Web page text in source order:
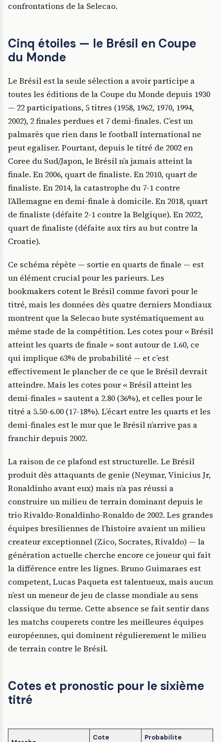
confrontations de la Selecao.
Cinq étoiles — le Brésil en Coupe
du Monde
Le Brésil est la seule sélection a avoir participe a
toutes les éditions de la Coupe du Monde depuis 1930
— 22 participations, 5 titres (1958, 1962, 1970, 1994,
2002), 2 finales perdues et 7 demi-finales. C’est un
palmarès que rien dans le football international ne
peut egaliser. Pourtant, depuis le titré de 2002 en
Coree du Sud/Japon, le Brésil n’a jamais atteint la
finale. En 2006, quart de finaliste. En 2010, quart de
finaliste. En 2014, la catastrophe du 7-1 contre
l’Allemagne en demi-finale à domicile. En 2018, quart
de finaliste (défaite 2-1 contre la Belgique). En 2022,
quart de finaliste (défaite aux tirs au but contre la
Croatie).
Ce schéma répète — sortie en quarts de finale — est
un élément crucial pour les parieurs. Les
bookmakers cotent le Brésil comme favori pour le
titré, mais les données dès quatre derniers Mondiaux
montrent que la Selecao bute systématiquement au
même stade de la compétition. Les cotes pour « Brésil
atteint les quarts de finale » sont autour de 1.60, ce
qui implique 63% de probabilité — et c’est
effectivement le plancher de ce que le Brésil devrait
atteindre. Mais les cotes pour « Brésil atteint les
demi-finales » sautent a 2.80 (36%), et celles pour le
titré a 5.50-6.00 (17-18%). L’écart entre les quarts et les
demi-finales est le mur que le Brésil n’arrive pas a
franchir depuis 2002.
La raison de ce plafond est structurelle. Le Brésil
produit dès attaquants de genie (Neymar, Vinicius Jr,
Ronaldinho avant eux) mais n’a pas réussi a
construire un milieu de terrain dominant depuis le
trio Rivaldo-Ronaldinho-Ronaldo de 2002. Les grandes
équipes bresiliennes de l’histoire avaient un milieu
createur exceptionnel (Zico, Socrates, Rivaldo) — la
génération actuelle cherche encore ce joueur qui fait
la différence entre les lignes. Bruno Guimaraes est
competent, Lucas Paqueta est talentueux, mais aucun
n’est un meneur de jeu de classe mondiale au sens
classique du terme. Cette absence se fait sentir dans
les matchs couperets contre les meilleures équipes
européennes, qui dominent régulierement le milieu
de terrain contre le Brésil.
Cotes et pronostic pour le sixième
titré
Cote Probabilite